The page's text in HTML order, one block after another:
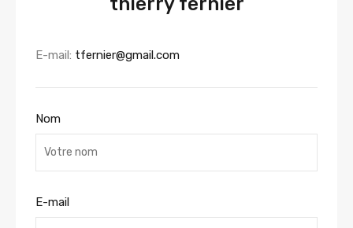
E-mail: tfernier@gmail.com
Nom
E-mail